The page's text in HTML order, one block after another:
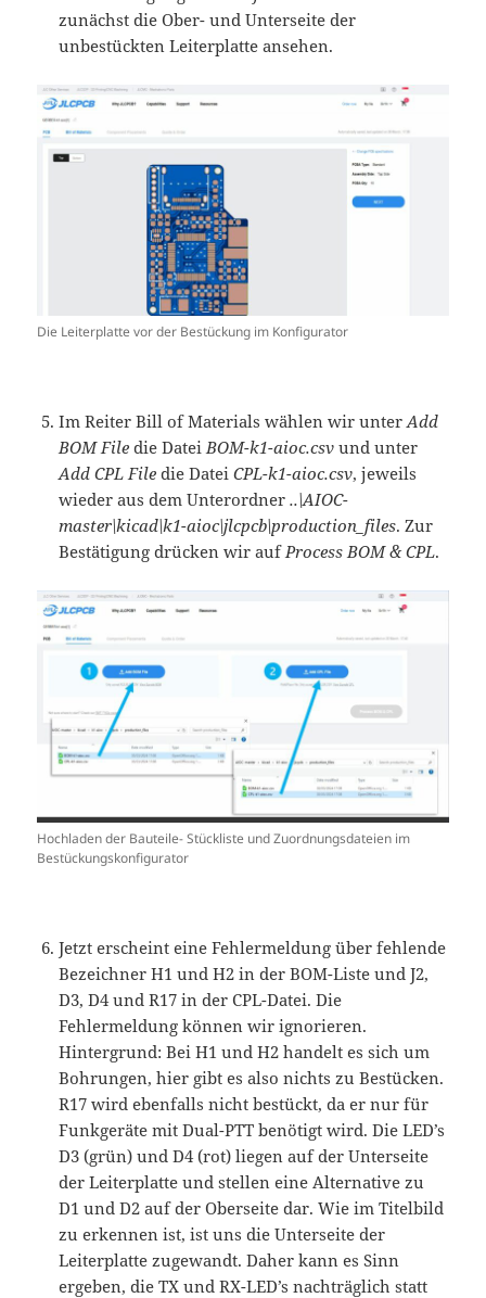
zunächst die Ober- und Unterseite der
unbestückten Leiterplatte ansehen.
Die Leiterplatte vor der Bestückung im Konfigurator
Im Reiter Bill of Materials wählen wir unterAdd
BOM File die DateiBOM-k1-aioc.csv und unter
Add CPL File die DateiCPL-k1-aioc.csv, jeweils
wieder aus dem Unterordner..\AIOC-
master\kicad\k1-aioc\jlcpcb\production_files. Zur
Bestätigung drücken wir aufProcess BOM & CPL.
Hochladen der Bauteile- Stückliste und Zuordnungsdateien im
Bestückungskonfigurator
Jetzt erscheint eine Fehlermeldung über fehlende
Bezeichner H1 und H2 in der BOM-Liste und J2,
D3, D4 und R17 in der CPL-Datei. Die
Fehlermeldung können wir ignorieren.
Hintergrund: Bei H1 und H2 handelt es sich um
Bohrungen, hier gibt es also nichts zu Bestücken.
R17 wird ebenfalls nicht bestückt, da er nur für
Funkgeräte mit Dual-PTT benötigt wird. Die LED’s
D3 (grün) und D4 (rot) liegen auf der Unterseite
der Leiterplatte und stellen eine Alternative zu
D1 und D2 auf der Oberseite dar. Wie im Titelbild
zu erkennen ist, ist uns die Unterseite der
Leiterplatte zugewandt. Daher kann es Sinn
ergeben, die TX und RX-LED’s nachträglich statt